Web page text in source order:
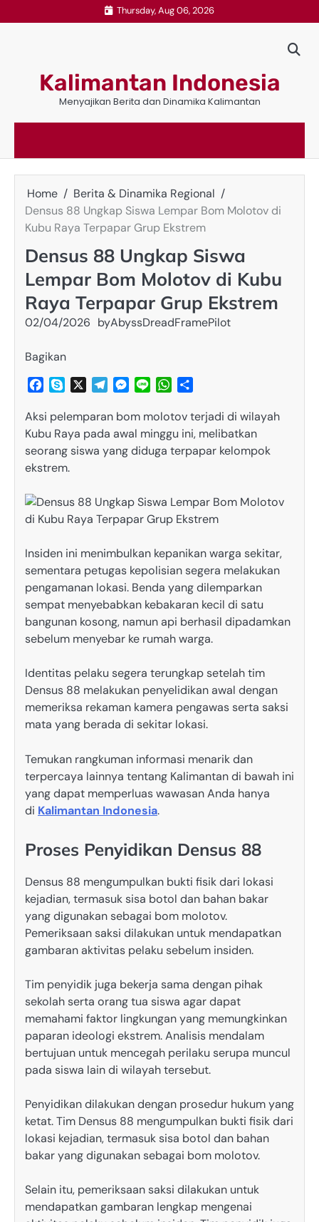
to
Thursday, Aug 06, 2026
Kalimantan Indonesia
Menyajikan Berita dan Dinamika Kalimantan
Home
Berita & Dinamika Regional
Densus 88 Ungkap Siswa Lempar Bom Molotov di
Kubu Raya Terpapar Grup Ekstrem
Densus 88 Ungkap Siswa
Lempar Bom Molotov di Kubu
Raya Terpapar Grup Ekstrem
02/04/2026 byAbyssDreadFramePilot
Bagikan
Facebook
Skype TelegramMessenger
Line WhatsApp
Aksi pelemparan bom molotov terjadi di wilayah
Kubu Raya pada awal minggu ini, melibatkan
seorang siswa yang diduga terpapar kelompok
ekstrem.
Insiden ini menimbulkan kepanikan warga sekitar,
sementara petugas kepolisian segera melakukan
pengamanan lokasi. Benda yang dilemparkan
sempat menyebabkan kebakaran kecil di satu
bangunan kosong, namun api berhasil dipadamkan
sebelum menyebar ke rumah warga.
Identitas pelaku segera terungkap setelah tim
Densus 88 melakukan penyelidikan awal dengan
memeriksa rekaman kamera pengawas serta saksi
mata yang berada di sekitar lokasi.
Temukan rangkuman informasi menarik dan
terpercaya lainnya tentang Kalimantan di bawah ini
yang dapat memperluas wawasan Anda hanya
di Kalimantan Indonesia.
Proses Penyidikan Densus 88
Densus 88 mengumpulkan bukti fisik dari lokasi
kejadian, termasuk sisa botol dan bahan bakar
yang digunakan sebagai bom molotov.
Pemeriksaan saksi dilakukan untuk mendapatkan
gambaran aktivitas pelaku sebelum insiden.
Tim penyidik juga bekerja sama dengan pihak
sekolah serta orang tua siswa agar dapat
memahami faktor lingkungan yang memungkinkan
paparan ideologi ekstrem. Analisis mendalam
bertujuan untuk mencegah perilaku serupa muncul
pada siswa lain di wilayah tersebut.
Penyidikan dilakukan dengan prosedur hukum yang
ketat. Tim Densus 88 mengumpulkan bukti fisik dari
lokasi kejadian, termasuk sisa botol dan bahan
bakar yang digunakan sebagai bom molotov.
Selain itu, pemeriksaan saksi dilakukan untuk
mendapatkan gambaran lengkap mengenai